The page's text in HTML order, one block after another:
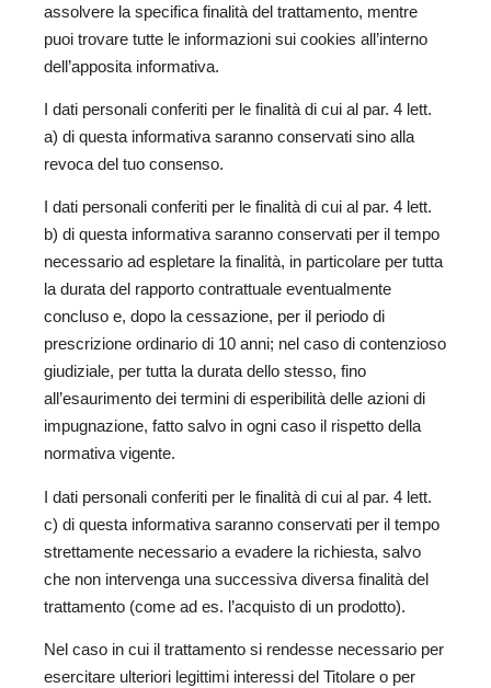
assolvere la specifica finalità del trattamento, mentre
puoi trovare tutte le informazioni sui cookies all’interno
dell’apposita informativa.
I dati personali conferiti per le finalità di cui al par. 4 lett.
a) di questa informativa saranno conservati sino alla
revoca del tuo consenso.
I dati personali conferiti per le finalità di cui al par. 4 lett.
b) di questa informativa saranno conservati per il tempo
necessario ad espletare la finalità, in particolare per tutta
la durata del rapporto contrattuale eventualmente
concluso e, dopo la cessazione, per il periodo di
prescrizione ordinario di 10 anni; nel caso di contenzioso
giudiziale, per tutta la durata dello stesso, fino
all’esaurimento dei termini di esperibilità delle azioni di
impugnazione, fatto salvo in ogni caso il rispetto della
normativa vigente.
I dati personali conferiti per le finalità di cui al par. 4 lett.
c) di questa informativa saranno conservati per il tempo
strettamente necessario a evadere la richiesta, salvo
che non intervenga una successiva diversa finalità del
trattamento (come ad es. l’acquisto di un prodotto).
Nel caso in cui il trattamento si rendesse necessario per
esercitare ulteriori legittimi interessi del Titolare o per